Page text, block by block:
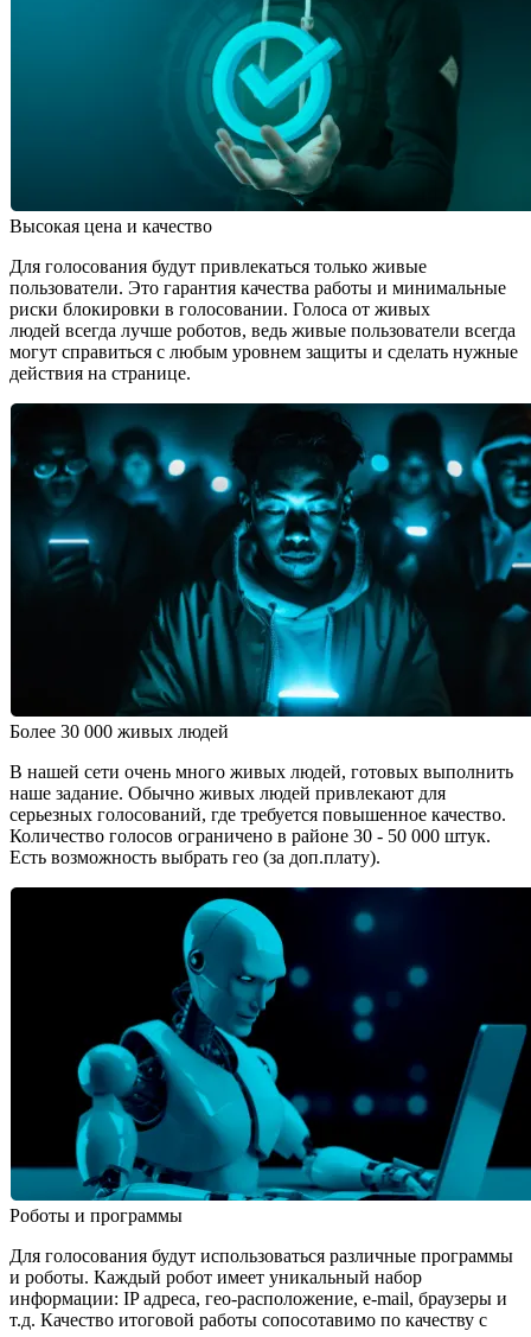
Высокая цена и качество
Для голосования будут привлекаться только живые
пользователи. Это гарантия качества работы и минимальные
риски блокировки в голосовании. Голоса от живых
людей всегда лучше роботов, ведь живые пользователи всегда
могут справиться с любым уровнем защиты и сделать нужные
действия на странице.
Более 30 000 живых людей
В нашей сети очень много живых людей, готовых выполнить
наше задание. Обычно живых людей привлекают для
серьезных голосований, где требуется повышенное качество.
Количество голосов ограничено в районе 30 - 50 000 штук.
Есть возможность выбрать гео (за доп.плату).
Роботы и программы
Для голосования будут использоваться различные программы
и роботы. Каждый робот имеет уникальный набор
информации: IP адреса, гео-расположение, e-mail, браузеры и
т.д. Качество итоговой работы сопосотавимо по качеству с